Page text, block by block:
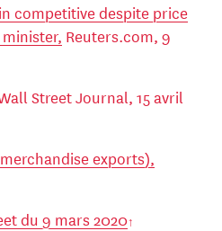
competitive despite price
Reuters.com, 9
Street Journal, 15 avril
exports),
du 9 mars 2020